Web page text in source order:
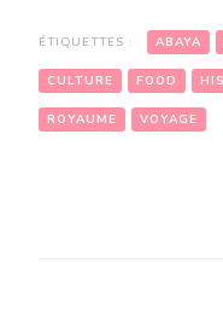
ÉTIQUETTES : ABAYA
CULTURE FOOD
ROYAUME VOYAGE